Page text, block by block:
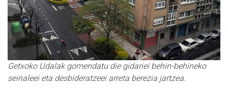
Getxoko Udalak gomendatu die gidariei behin-behineko
seinaleei eta desbideratzeei arreta berezia jartzea.